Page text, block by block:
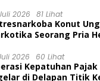
Pelita Ceria Di
Bunda Molore
2026 81 Lihat
Konut
Seorang Pria
Wawolesea
2026 60 Lihat
Kepatuhan
di Delapan Titik